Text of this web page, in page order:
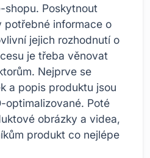
shopu. Poskytnout
potřebné informace o
jejich rozhodnutí o
je třeba věnovat
Nejprve se
a popis produktu jsou
optimalizované. Poté
obrázky a videa,
produkt co nejlépe